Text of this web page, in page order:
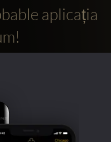
aplicația